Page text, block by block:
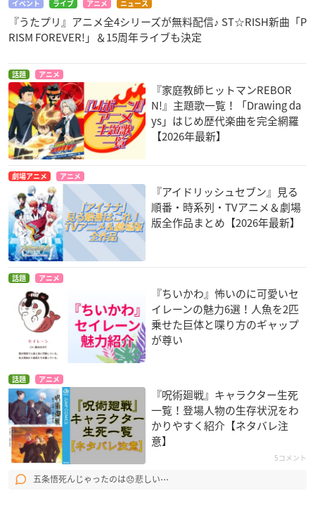
イベント ライブ アニメ ニュース
『うたプリ』アニメ全4シリーズが無料配信♪ ST☆RISH新曲「P
RISM FOREVER!」＆15周年ライブも決定
話題 アニメ
『家庭教師ヒットマンREBOR
N!』主題歌一覧！「Drawing da
ys」はじめ歴代楽曲を完全網羅
【2026年最新】
劇場アニメ アニメ
『アイドリッシュセブン』見る
順番・時系列・TVアニメ＆劇場
版全作品まとめ【2026年最新】
話題 アニメ
『ちいかわ』怖いのに可愛いセ
イレーンの魅力6選！人魚を2匹
乗せた巨体と喋り方のギャップ
が尊い
話題 アニメ
『呪術廻戦』キャラクター生死
一覧！登場人物の生存状況をわ
かりやすく紹介【ネタバレ注
意】
5コメント
五条悟死んじゃったのは😞悲しい⋯